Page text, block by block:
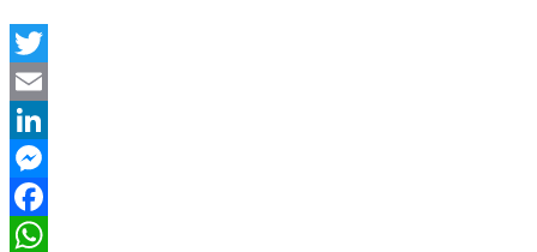
Twitter
Email
LinkedIn
Messenger
Facebook